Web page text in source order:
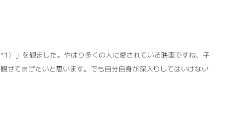
）」を観ました。やはり多くの人に愛されている映画ですね、子
せてあげたいと思います。でも自分自身が深入りしてはいけない